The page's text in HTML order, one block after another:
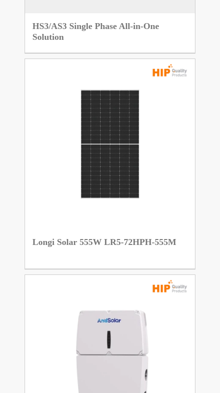
HS3/AS3 Single Phase All-in-One
Solution
Longi Solar 555W LR5-72HPH-555M